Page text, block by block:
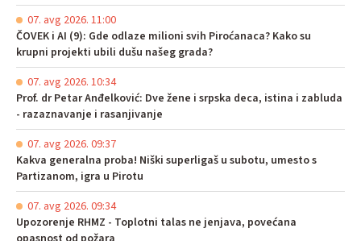
07. avg 2026. 11:00
ČOVEK i AI (9): Gde odlaze milioni svih Piroćanaca? Kako su
krupni projekti ubili dušu našeg grada?
07. avg 2026. 10:34
Prof. dr Petar Anđelković: Dve žene i srpska deca, istina i zabluda
- razaznavanje i rasanjivanje
07. avg 2026. 09:37
Kakva generalna proba! Niški superligaš u subotu, umesto s
Partizanom, igra u Pirotu
07. avg 2026. 09:34
Upozorenje RHMZ - Toplotni talas ne jenjava, povećana